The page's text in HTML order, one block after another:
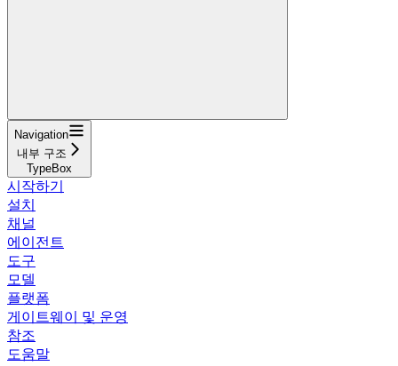
Navigation
내부 구조
TypeBox
시작하기
설치
채널
에이전트
도구
모델
플랫폼
게이트웨이 및 운영
참조
도움말